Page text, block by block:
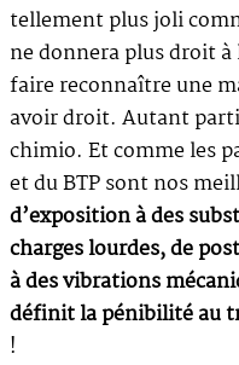
tellement plus joli
ne donnera plus droit
faire reconnaître une
avoir droit. Autant
chimio. Et comme les
et du BTP sont nos
d’exposition à des
charges lourdes, de
à des vibrations
définit la pénibilité au
!